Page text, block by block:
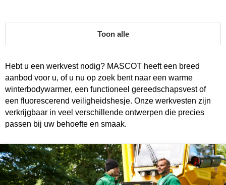
Toon alle
Hebt u een werkvest nodig? MASCOT heeft een breed
aanbod voor u, of u nu op zoek bent naar een warme
winterbodywarmer, een functioneel gereedschapsvest of
een fluorescerend veiligheidshesje. Onze werkvesten zijn
verkrijgbaar in veel verschillende ontwerpen die precies
passen bij uw behoefte en smaak.